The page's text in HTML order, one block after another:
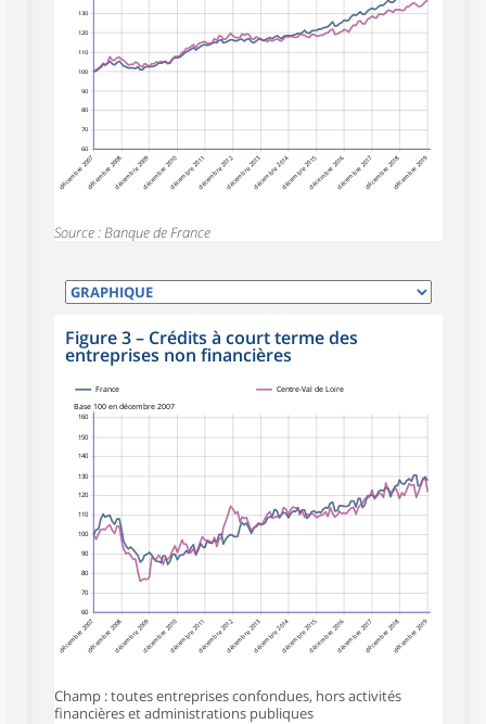
60
70
80
90
100
110
120
130
décembre 2007décembre 2008décembre 2009décembre 2010décembre 2011décembre 2012décembre 2013décembre 2014décembre 2015décembre 2016décembre 2017décembre 2018décembre 2019
Source : Banque de France
Figure 3– Crédits à court terme des
entreprises non financières
60
70
80
90
100
110
120
130
140
150
160
Base 100 en décembre 2007
décembre 2007décembre 2008décembre 2009décembre 2010décembre 2011décembre 2012décembre 2013décembre 2014décembre 2015décembre 2016décembre 2017décembre 2018décembre 2019
France Centre-Val de Loire
Champ : toutes entreprises confondues, hors activités
financières et administrations publiques